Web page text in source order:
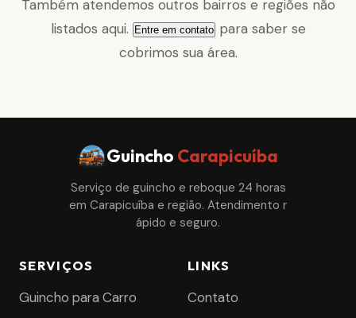
Também atendemos outros bairros e regiões não
listados aqui.
Entre em contatopara saber se
cobrimos sua área.
Guincho Carapicuíba
Serviço de guincho e reboque 24 horas
em Carapicuíba e região. Atendimento r
ápido e seguro.
SERVIÇOS
Guincho para Carro
LINKS
Contato